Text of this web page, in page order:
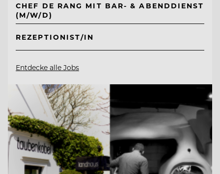
CHEF DE RANG MIT BAR- & ABENDDIENST
(M/W/D)
REZEPTIONIST/IN
Entdecke alle Jobs